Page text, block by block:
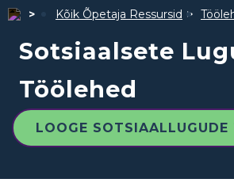
Kõik Õpetaja Ressursid
Sotsiaalsete
Töölehed
LOOGE SOTSIAALLUGUDE